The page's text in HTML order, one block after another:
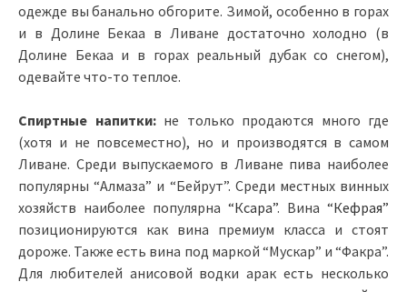
одежде вы банально обгорите. Зимой, особенно в горах
и в Долине Бекаа в Ливане достаточно холодно (в
Долине Бекаа и в горах реальный дубак со снегом),
одевайте что-то теплое.
Спиртные напитки:не только продаются много где
(хотя и не повсеместно), но и производятся в самом
Ливане. Среди выпускаемого в Ливане пива наиболее
популярны “Алмаза” и “Бейрут”. Среди местных винных
хозяйств наиболее популярна “Ксара”. Вина “Кефрая”
позиционируются как вина премиум класса и стоят
дороже. Также есть вина под маркой “Мускар” и “Факра”.
Для любителей анисовой водки арак есть несколько